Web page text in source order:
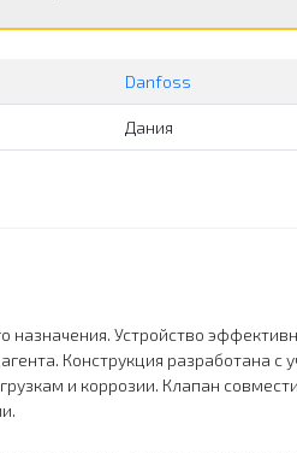
Danfoss
Дания
назначения. Устройство
Конструкция разработана с
и коррозии. Клапан